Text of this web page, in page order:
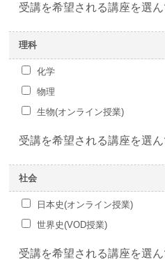
受講を希望される講座を選ん
理科
化学
物理
生物(オンライン授業)
受講を希望される講座を選ん
社会
日本史(オンライン授業)
世界史(VOD授業)
受講を希望される講座を選ん